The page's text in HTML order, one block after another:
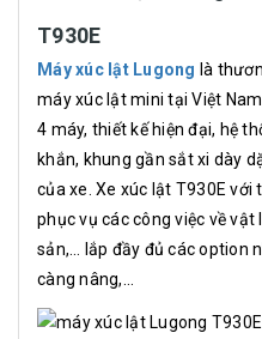
T930E
Máy xúc lật Lugong là
máy xúc lật mini tại Việt
4 máy, thiết kế hiện đại, hệ
khắn, khung gần sắt xi dày
của xe. Xe xúc lật T930E với
phục vụ các công việc về
sản,… lắp đầy đủ các option
càng nâng,…